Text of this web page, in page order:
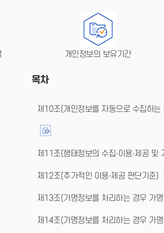
개인정보의 보유기간
목차
제10조(개인정보를 자동으로 수집하
제11조(행태정보의 수집·이용·제공 및
제12조(추가적인 이용·제공 판단기준)
제13조(가명정보를 처리하는 경우 가
제14조(가명정보를 처리하는 경우 가